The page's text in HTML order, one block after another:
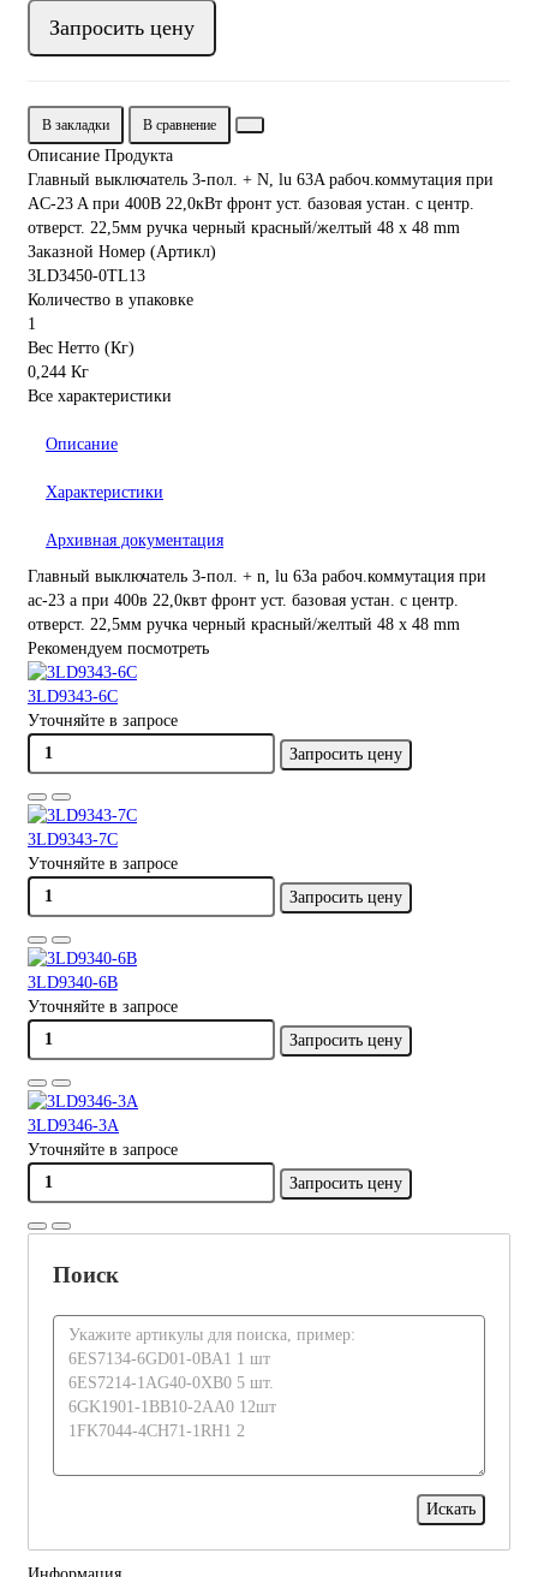
Запросить цену
В закладки В сравнение
Описание Продукта
Главный выключатель 3-пол. + N, lu 63A рабоч.коммутация при
AC-23 A при 400В 22,0кВт фронт уст. базовая устан. с центр.
отверст. 22,5мм ручка черный красный/желтый 48 x 48 mm
Заказной Номер (Артикл)
3LD3450-0TL13
Количество в упаковке
1
Вес Нетто (Кг)
0,244 Кг
Все характеристики
Описание
Характеристики
Архивная документация
Главный выключатель 3-пол. + n, lu 63a рабоч.коммутация при
ac-23 a при 400в 22,0квт фронт уст. базовая устан. с центр.
отверст. 22,5мм ручка черный красный/желтый 48 x 48 mm
Рекомендуем посмотреть
3LD9343-6C
Уточняйте в запросе
Запросить цену
3LD9343-7C
Уточняйте в запросе
Запросить цену
3LD9340-6B
Уточняйте в запросе
Запросить цену
3LD9346-3A
Уточняйте в запросе
Запросить цену
Поиск